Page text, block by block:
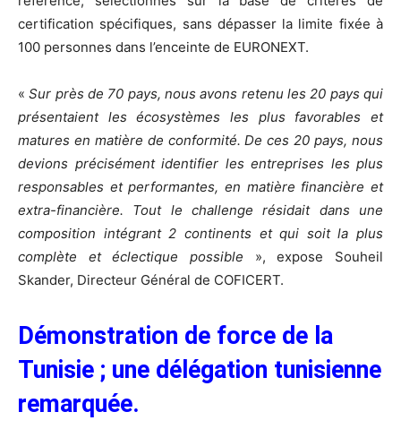
certification spécifiques, sans dépasser la limite fixée à
100 personnes dans l’enceinte de EURONEXT.
«Sur près de 70 pays, nous avons retenu les 20 pays qui
présentaient les écosystèmes les plus favorables et
matures en matière de conformité. De ces 20 pays, nous
devions précisément identifier les entreprises les plus
responsables et performantes, en matière financière et
extra-financière. Tout le challenge résidait dans une
composition intégrant 2 continents et qui soit la plus
complète et éclectique possible », expose Souheil
Skander, Directeur Général de COFICERT.
Démonstration de force de la
Tunisie ; une délégation tunisienne
remarquée.